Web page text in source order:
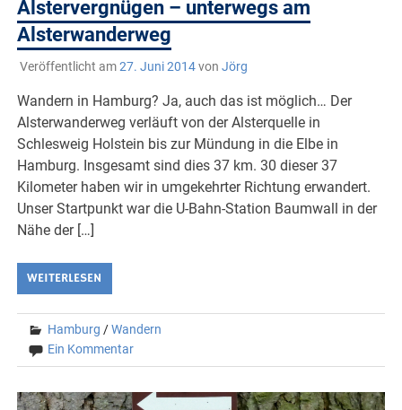
Alstervergnügen – unterwegs am
Alsterwanderweg
Veröffentlicht am27. Juni 2014von Jörg
Wandern in Hamburg? Ja, auch das ist möglich… Der
Alsterwanderweg verläuft von der Alsterquelle in
Schlesweig Holstein bis zur Mündung in die Elbe in
Hamburg. Insgesamt sind dies 37 km. 30 dieser 37
Kilometer haben wir in umgekehrter Richtung erwandert.
Unser Startpunkt war die U-Bahn-Station Baumwall in der
Nähe der […]
WEITERLESEN
Hamburg /Wandern
Ein Kommentar